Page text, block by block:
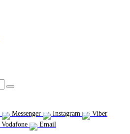
Messenger Instagram
Viber
Vodafone
Email